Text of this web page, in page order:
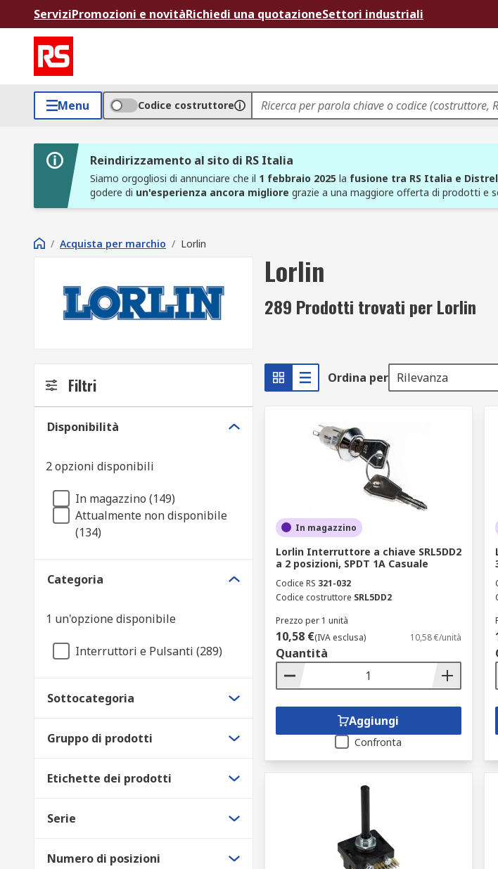
ServiziPromozioni e novitàRichiedi una quotazioneSettori industriali
Menu Codice costruttore
Reindirizzamento al sito di RS Italia
Siamo orgogliosi di annunciare che il 1 febbraio 2025 la fusione tra RS Italia e
godere di un'esperienza ancora migliore grazie a una maggiore offerta di prodotti e
/ Acquista per marchio / Lorlin
Lorlin
289 Prodotti trovati per Lorlin
Filtri
Disponibilità
2 opzioni disponibili
In magazzino (149)
Attualmente non disponibile
(134)
Categoria
1 un'opzione disponibile
Interruttori e Pulsanti (289)
Sottocategoria
Gruppo di prodotti
Etichette dei prodotti
Serie
Numero di posizioni
Ordina per Rilevanza
In magazzino
Lorlin Interruttore a chiave SRL5DD2
a 2 posizioni, SPDT 1A Casuale
Codice RS 321-032
Codice costruttore SRL5DD2
Prezzo per 1 unità
10,58 €(IVA esclusa) 10,58 €/unità
Quantità
Aggiungi
Confronta